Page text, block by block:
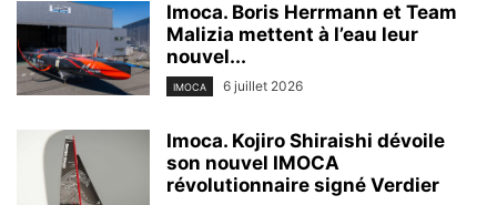
Imoca. Boris Herrmann et Team
Malizia mettent à l’eau leur
nouvel...
IMOCA 6 juillet 2026
Imoca. Kojiro Shiraishi dévoile
son nouvel IMOCA
révolutionnaire signé Verdier